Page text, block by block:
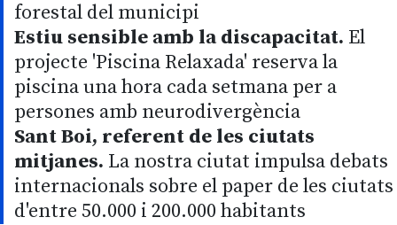
forestal del municipi
Estiu sensible amb la discapacitat. El
projecte 'Piscina Relaxada' reserva la
piscina una hora cada setmana per a
persones amb neurodivergència
Sant Boi, referent de les ciutats
mitjanes. La nostra ciutat impulsa debats
internacionals sobre el paper de les ciutats
d'entre 50.000 i 200.000 habitants